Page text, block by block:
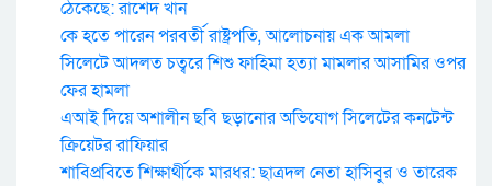
ঠেকেছে: রাশেদ খান
কে হতে পারেন পরবর্তী রাষ্ট্রপতি, আলোচনায় এক আমলা
সিলেটে আদলত চত্বরে শিশু ফাহিমা হত্যা মামলার আসামির ওপর
ফের হামলা
এআই দিয়ে অশালীন ছবি ছড়ানোর অভিযোগ সিলেটের কনটেন্ট
ক্রিয়েটর রাফিয়ার
শাবিপ্রবিতে শিক্ষার্থীকে মারধর: ছাত্রদল নেতা হাসিবুর ও তারেক